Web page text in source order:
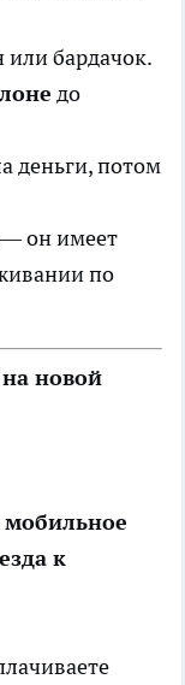
или бардачок.
до
деньги, потом
— он имеет
по
новой
мобильное
к